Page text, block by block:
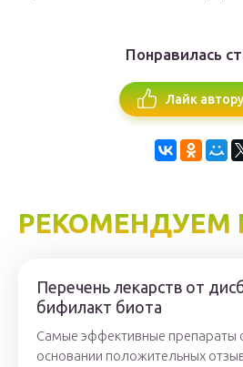
Понравилась
Лайк автору
РЕКОМЕНДУЕМ
Перечень лекарств от
бифилакт биота
Самые эффективные препараты
основании положительных